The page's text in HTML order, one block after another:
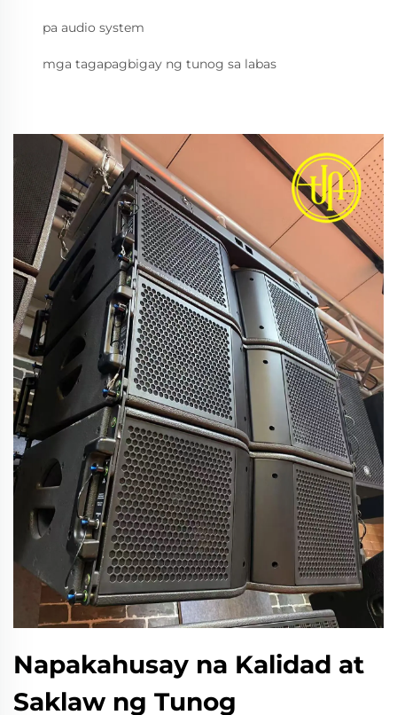
pa audio system
mga tagapagbigay ng tunog sa labas
Napakahusay na Kalidad at
Saklaw ng Tunog